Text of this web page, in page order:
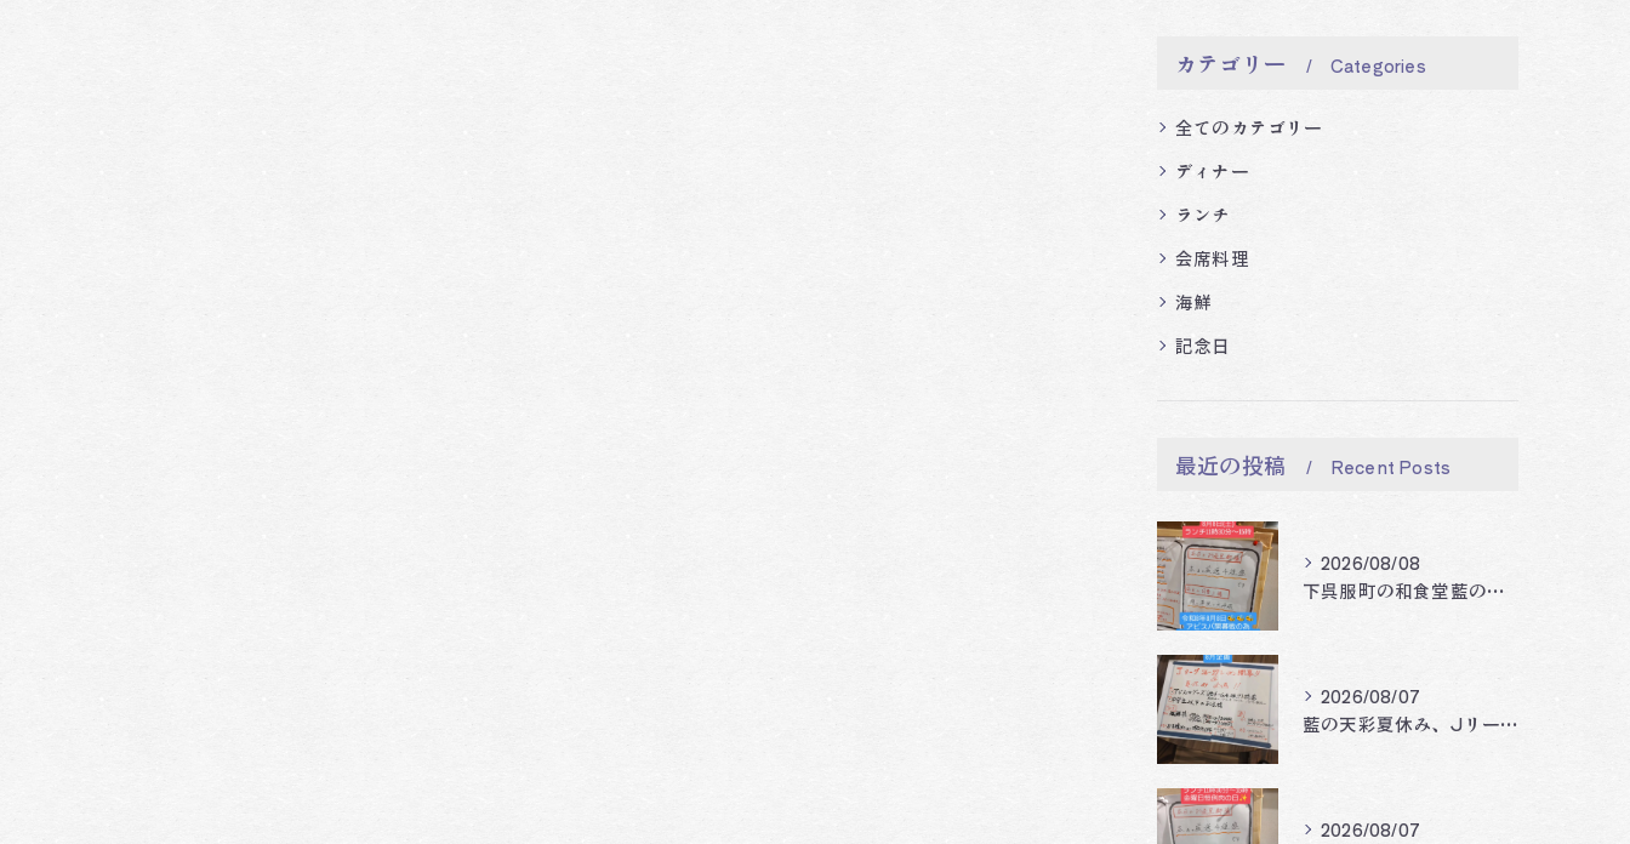
カテゴリー Categories
全てのカテゴリー
ディナー
ランチ
会席料理
海鮮
記念日
最近の投稿 Recent Posts
2026/08/08
下呉服町の和食堂藍の天彩です。
2026/08/07
藍の天彩夏休み、Jリーグ開幕企画‼️🐝🐝🐝
2026/08/07